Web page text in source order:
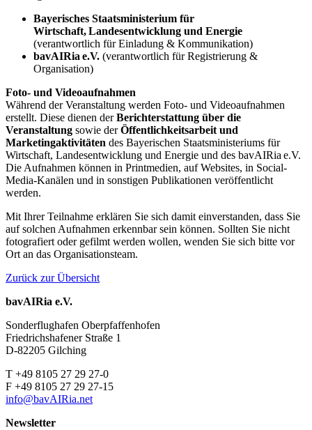
Bayerisches Staatsministerium für
Wirtschaft, Landesentwicklung und Energie
(verantwortlich für Einladung & Kommunikation)
bavAIRia e.V. (verantwortlich für Registrierung &
Organisation)
Foto- und Videoaufnahmen
Während der Veranstaltung werden Foto- und Videoaufnahmen
erstellt. Diese dienen derBerichterstattung über die
Veranstaltung sowie derÖffentlichkeitsarbeit und
Marketingaktivitäten des Bayerischen Staatsministeriums für
Wirtschaft, Landesentwicklung und Energie und des bavAIRia e.V.
Die Aufnahmen können in Printmedien, auf Websites, in Social-
Media-Kanälen und in sonstigen Publikationen veröffentlicht
werden.
Mit Ihrer Teilnahme erklären Sie sich damit einverstanden, dass Sie
auf solchen Aufnahmen erkennbar sein können. Sollten Sie nicht
fotografiert oder gefilmt werden wollen, wenden Sie sich bitte vor
Ort an das Organisationsteam.
Zurück zur Übersicht
bavAIRia e.V.
Sonderflughafen Oberpfaffenhofen
Friedrichshafener Straße 1
D-82205 Gilching
T +49 8105 27 29 27-0
F +49 8105 27 29 27-15
info@bavAIRia.net
Newsletter